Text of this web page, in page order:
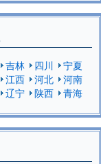
吉林 四川
宁夏
江西 河北
河南
辽宁 陕西
青海